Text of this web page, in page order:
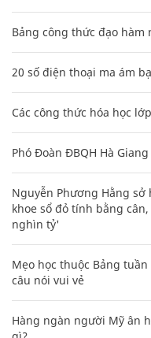
Bảng công thức đạo
20 số điện thoại ma ám
Các công thức hóa học
Phó Đoàn ĐBQH Hà
Nguyễn Phương Hằng
khoe sổ đỏ tính bằng
nghìn tỷ'
Mẹo học thuộc Bảng
câu nói vui vẻ
Hàng ngàn người Mỹ ân